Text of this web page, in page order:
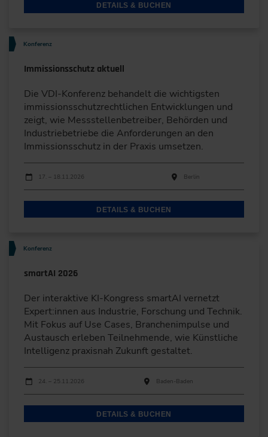
DETAILS & BUCHEN
Konferenz
Immissionsschutz aktuell
Die VDI-Konferenz behandelt die wichtigsten
immissionsschutzrechtlichen Entwicklungen und
zeigt, wie Messstellenbetreiber, Behörden und
Industriebetriebe die Anforderungen an den
Immissionsschutz in der Praxis umsetzen.
Durchführungen
Veranstaltungsdatum
17. – 18.11.2026 Berlin
DETAILS & BUCHEN
Konferenz
smartAI 2026
Der interaktive KI-Kongress smartAI vernetzt
Expert:innen aus Industrie, Forschung und Technik.
Mit Fokus auf Use Cases, Branchenimpulse und
Austausch erleben Teilnehmende, wie Künstliche
Intelligenz praxisnah Zukunft gestaltet.
Durchführungen
Veranstaltungsdatum
24. – 25.11.2026 Baden-Baden
DETAILS & BUCHEN